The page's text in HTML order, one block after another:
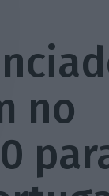
no